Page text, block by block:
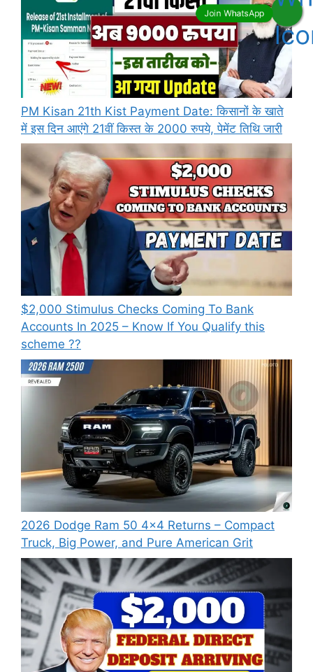
PM Kisan 21th Kist Payment Date: किसानों के खाते
में इस दिन आएंगे 21वीं किस्त के 2000 रुपये, पेमेंट तिथि जारी
⁠$2,000 Stimulus Checks Coming To Bank
Accounts In 2025 – Know If You Qualify this
scheme ??
2026 Dodge Ram 50 4×4 Returns – Compact
Truck, Big Power, and Pure American Grit